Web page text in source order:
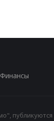
Финансы
публикуются